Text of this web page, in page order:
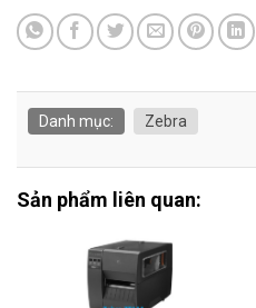
Danh mục: Zebra
Sản phẩm liên quan: